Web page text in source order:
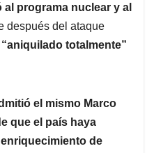
al programa nuclear y al
después del ataque
totalmente”
el mismo Marco
que el país haya
de